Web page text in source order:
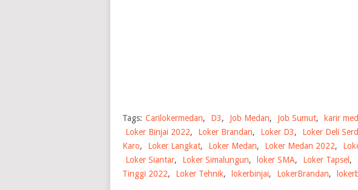
Tags: Carilokermedan, D3, Job Medan, Job Sumut, karir
Loker Binjai 2022, Loker Brandan, Loker D3, Loker Deli
Karo, Loker Langkat, Loker Medan, Loker Medan 2022,
Loker Siantar, Loker Simalungun, loker SMA, Loker Tapsel ,
Tinggi 2022, Loker Tehnik, lokerbinjai, LokerBrandan,